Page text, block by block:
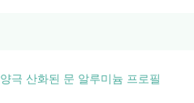
양극 산화된 문 알루미늄 프로필